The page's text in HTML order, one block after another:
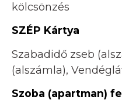
kölcsönzés
SZÉP Kártya
Szabadidő zseb
(alszámla),
Szoba (apartman)